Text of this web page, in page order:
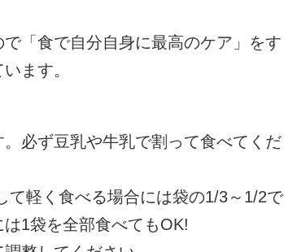
「食で自分自身に最高のケア」をす
ます。
必ず豆乳や牛乳で割って食べてくだ
て軽く食べる場合には袋の1/3～1/2で
1袋を全部食べてもOK!